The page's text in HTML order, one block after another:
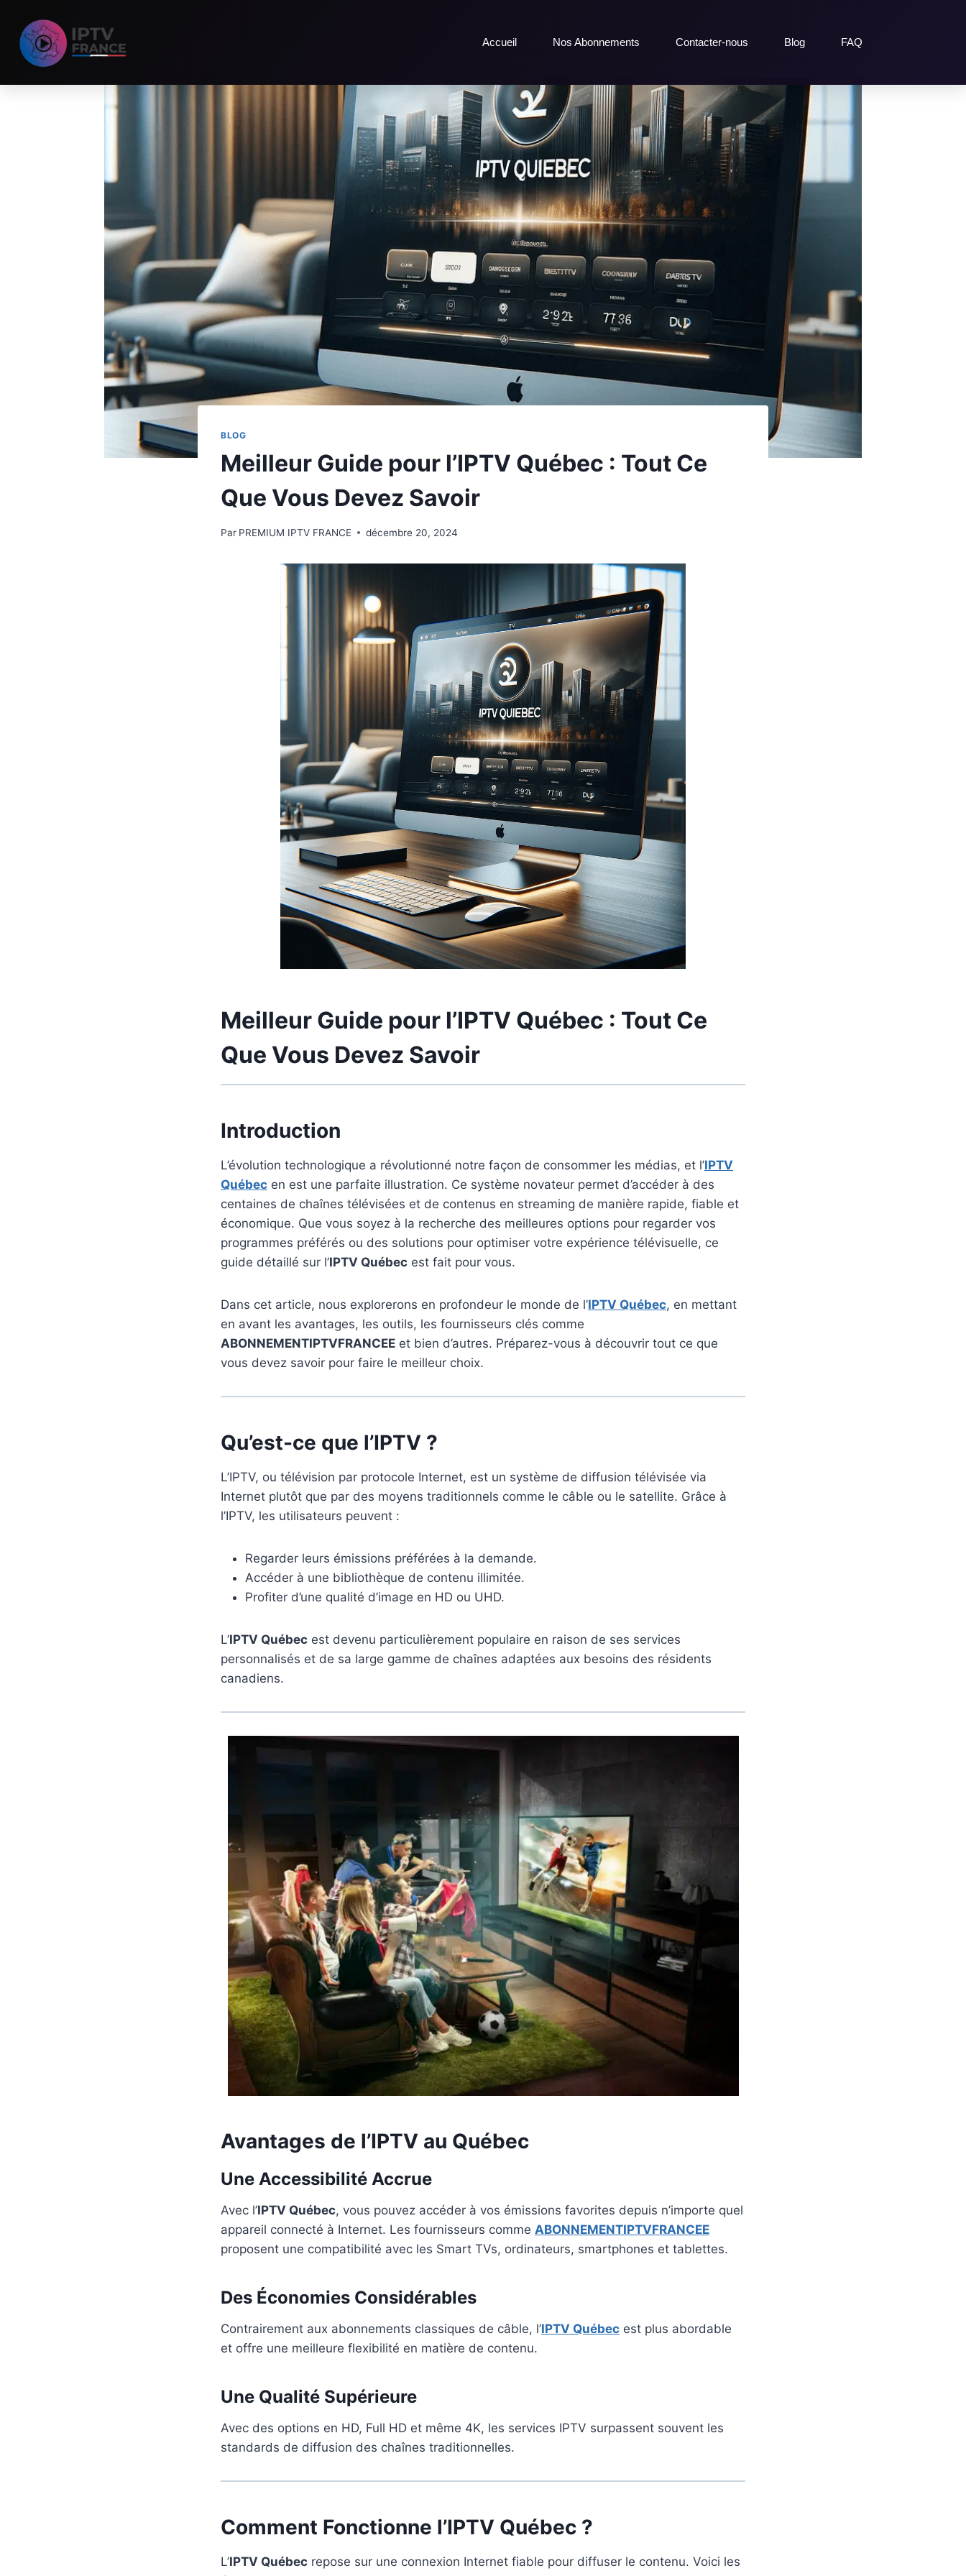
Accueil Nos Abonnements Contacter-nous Blog FAQ
BLOG
Meilleur Guide pour l’IPTV Québec : Tout Ce
Que Vous Devez Savoir
Par PREMIUM IPTV FRANCE décembre 20, 2024
Meilleur Guide pour l’IPTV Québec : Tout Ce
Que Vous Devez Savoir
Introduction
L’évolution technologique a révolutionné notre façon de consommer les médias, et l’IPTV
Québec en est une parfaite illustration. Ce système novateur permet d’accéder à des
centaines de chaînes télévisées et de contenus en streaming de manière rapide, fiable et
économique. Que vous soyez à la recherche des meilleures options pour regarder vos
programmes préférés ou des solutions pour optimiser votre expérience télévisuelle, ce
guide détaillé sur l’IPTV Québec est fait pour vous.
Dans cet article, nous explorerons en profondeur le monde de l’IPTV Québec, en mettant
en avant les avantages, les outils, les fournisseurs clés comme
ABONNEMENTIPTVFRANCEE et bien d’autres. Préparez-vous à découvrir tout ce que
vous devez savoir pour faire le meilleur choix.
Qu’est-ce que l’IPTV ?
L’IPTV, ou télévision par protocole Internet, est un système de diffusion télévisée via
Internet plutôt que par des moyens traditionnels comme le câble ou le satellite. Grâce à
l’IPTV, les utilisateurs peuvent :
Regarder leurs émissions préférées à la demande.
Accéder à une bibliothèque de contenu illimitée.
Profiter d’une qualité d’image en HD ou UHD.
L’IPTV Québec est devenu particulièrement populaire en raison de ses services
personnalisés et de sa large gamme de chaînes adaptées aux besoins des résidents
canadiens.
Avantages de l’IPTV au Québec
Une Accessibilité Accrue
Avec l’IPTV Québec, vous pouvez accéder à vos émissions favorites depuis n’importe quel
appareil connecté à Internet. Les fournisseurs comme ABONNEMENTIPTVFRANCEE
proposent une compatibilité avec les Smart TVs, ordinateurs, smartphones et tablettes.
Des Économies Considérables
Contrairement aux abonnements classiques de câble, l’IPTV Québec est plus abordable
et offre une meilleure flexibilité en matière de contenu.
Une Qualité Supérieure
Avec des options en HD, Full HD et même 4K, les services IPTV surpassent souvent les
standards de diffusion des chaînes traditionnelles.
Comment Fonctionne l’IPTV Québec ?
L’IPTV Québec repose sur une connexion Internet fiable pour diffuser le contenu. Voici les